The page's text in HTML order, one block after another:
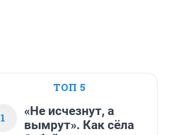
ТОП 5
1
«Не исчезнут, а
вымрут». Как сёла